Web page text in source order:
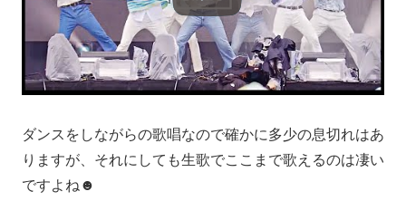
ダンスをしながらの歌唱なので確かに多少の息切れはあ
りますが、それにしても生歌でここまで歌えるのは凄い
ですよね☻